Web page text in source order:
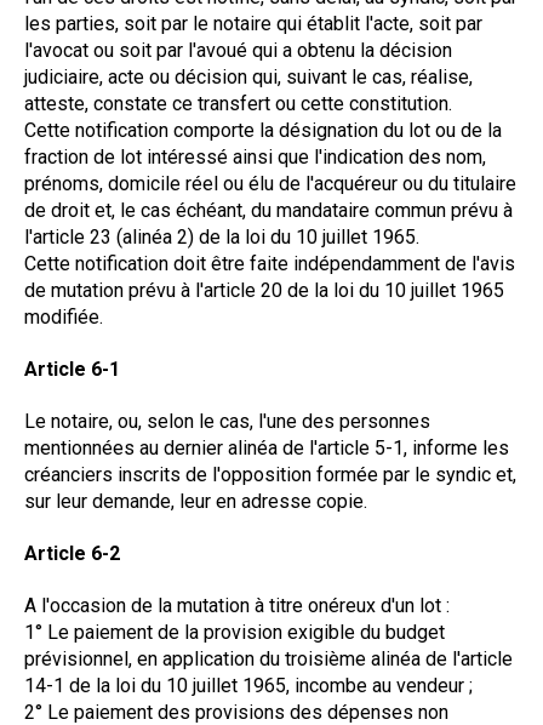
les parties, soit par le notaire qui établit l'acte, soit par
l'avocat ou soit par l'avoué qui a obtenu la décision
judiciaire, acte ou décision qui, suivant le cas, réalise,
atteste, constate ce transfert ou cette constitution.
Cette notification comporte la désignation du lot ou de la
fraction de lot intéressé ainsi que l'indication des nom,
prénoms, domicile réel ou élu de l'acquéreur ou du titulaire
de droit et, le cas échéant, du mandataire commun prévu à
l'article 23 (alinéa 2) de la loi du 10 juillet 1965.
Cette notification doit être faite indépendamment de l'avis
de mutation prévu à l'article 20 de la loi du 10 juillet 1965
modifiée.
Article 6-1
Le notaire, ou, selon le cas, l'une des personnes
mentionnées au dernier alinéa de l'article 5-1, informe les
créanciers inscrits de l'opposition formée par le syndic et,
sur leur demande, leur en adresse copie.
Article 6-2
A l'occasion de la mutation à titre onéreux d'un lot :
1° Le paiement de la provision exigible du budget
prévisionnel, en application du troisième alinéa de l'article
14-1 de la loi du 10 juillet 1965, incombe au vendeur ;
2° Le paiement des provisions des dépenses non